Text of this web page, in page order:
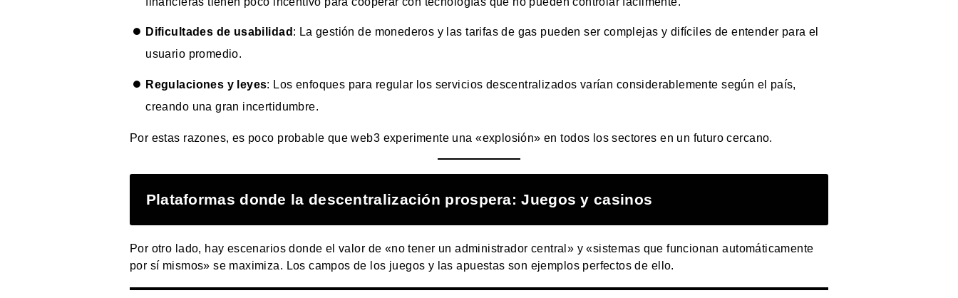
Dificultades de usabilidad : La gestión de monederos y las tarifas de gas pueden ser complejas y difíciles de entender para el
usuario promedio.
Regulaciones y leyes: Los enfoques para regular los servicios descentralizados varían considerablemente según el país,
creando una gran incertidumbre.
Por estas razones, es poco probable que web3 experimente una «explosión» en todos los sectores en un futuro cercano.
Plataformas donde la descentralización prospera: Juegos y casinos
Por otro lado, hay escenarios donde el valor de «no tener un administrador central» y «sistemas que funcionan automáticamente
por sí mismos» se maximiza. Los campos de los juegos y las apuestas son ejemplos perfectos de ello.